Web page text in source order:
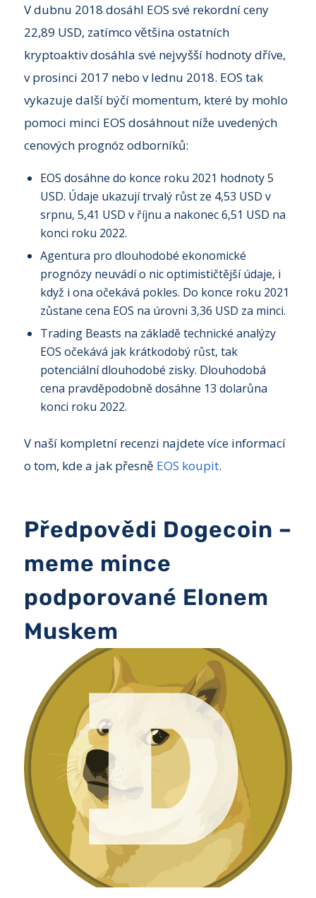
V dubnu 2018 dosáhl EOS své rekordní ceny
22,89 USD, zatímco většina ostatních
kryptoaktiv dosáhla své nejvyšší hodnoty dříve,
v prosinci 2017 nebo v lednu 2018. EOS tak
vykazuje další býčí momentum, které by mohlo
pomoci minci EOS dosáhnout níže uvedených
cenových prognóz odborníků:
EOS dosáhne do konce roku 2021 hodnoty 5
USD. Údaje ukazují trvalý růst ze 4,53 USD v
srpnu, 5,41 USD v říjnu a nakonec 6,51 USD na
konci roku 2022.
Agentura pro dlouhodobé ekonomické
prognózy neuvádí o nic optimističtější údaje, i
když i ona očekává pokles. Do konce roku 2021
zůstane cena EOS na úrovni 3,36 USD za minci.
Trading Beasts na základě technické analýzy
EOS očekává jak krátkodobý růst, tak
potenciální dlouhodobé zisky. Dlouhodobá
cena pravděpodobně dosáhne 13 dolarůna
konci roku 2022.
V naší kompletní recenzi najdete více informací
o tom, kde a jak přesně EOS koupit.
Předpovědi Dogecoin –
meme mince
podporované Elonem
Muskem